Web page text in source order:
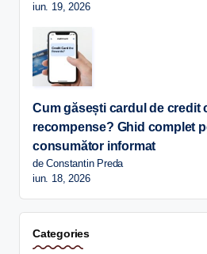
iun. 19, 2026
Cum găsești cardul de credit
recompense? Ghid complet
consumător informat
de Constantin Preda
iun. 18, 2026
Categories